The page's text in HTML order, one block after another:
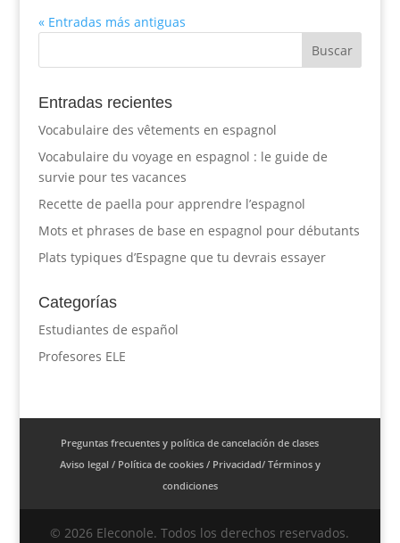
« Entradas más antiguas
Entradas recientes
Vocabulaire des vêtements en espagnol
Vocabulaire du voyage en espagnol : le guide de
survie pour tes vacances
Recette de paella pour apprendre l’espagnol
Mots et phrases de base en espagnol pour débutants
Plats typiques d’Espagne que tu devrais essayer
Categorías
Estudiantes de español
Profesores ELE
Preguntas frecuentes y política de cancelación de clases
Aviso legal / Política de cookies / Privacidad/ Términos y
condiciones
© 2026 Eleconole. Todos los derechos reservados.